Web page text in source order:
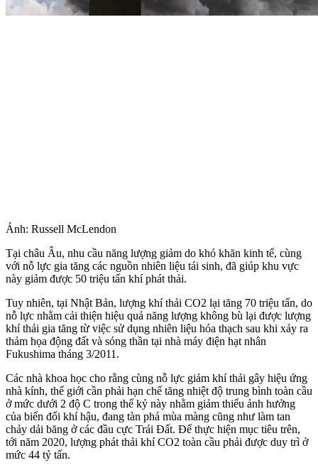
Ảnh: Russell McLendon
Tại châu Âu, nhu cầu năng lượng giảm do khó khăn kinh tế, cùng
với nỗ lực gia tăng các nguồn nhiên liệu tái sinh, đã giúp khu vực
này giảm được 50 triệu tấn khí phát thải.
Tuy nhiên, tại Nhật Bản, lượng khí thải CO2 lại tăng 70 triệu tấn, do
nỗ lực nhằm cải thiện hiệu quả năng lượng không bù lại được lượng
khí thải gia tăng từ việc sử dụng nhiên liệu hóa thạch sau khi xảy ra
thảm họa động đất và sóng thần tại nhà máy điện hạt nhân
Fukushima tháng 3/2011.
Các nhà khoa học cho rằng cùng nỗ lực giảm khí thải gây hiệu ứng
nhà kính, thế giới cần phải hạn chế tăng nhiệt độ trung bình toàn cầu
ở mức dưới 2 độ C trong thế kỷ này nhằm giảm thiểu ảnh hưởng
của biến đổi khí hậu, đang tàn phá mùa màng cũng như làm tan
chảy dải băng ở các đầu cực Trái Đất. Để thực hiện mục tiêu trên,
tới năm 2020, lượng phát thải khí CO2 toàn cầu phải được duy trì ở
mức 44 tỷ tấn.